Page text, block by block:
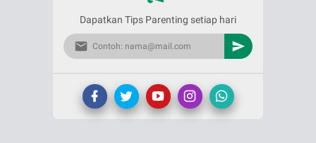
Dapatkan Tips Parenting setiap hari